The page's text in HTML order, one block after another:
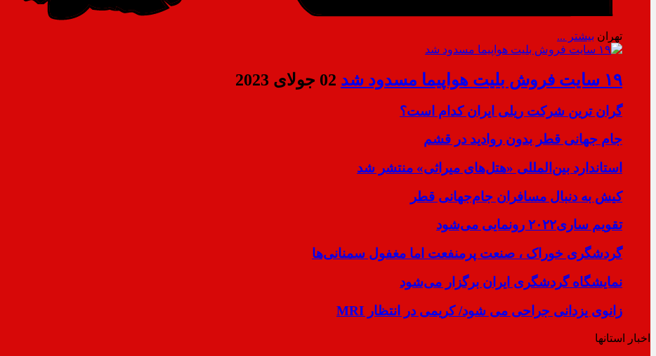
تهران بیشتر ...
۱۹ سایت فروش بلیت هواپیما مسدود شد 02 جولای 2023
گران ترین شرکت ریلی ایران کدام است؟
جام جهانی قطر بدون روادید در قشم
استاندارد بین‌المللی «هتل‌های میراثی» منتشر شد
کیش به دنبال مسافران جام‌جهانی قطر
تقویم ساری۲۰۲۲ رونمایی می‌شود
گردشگری خوراک ، صنعت پرمنفعت اما مغفول سمنانی‌ها
نمایشگاه گردشگری ایران برگزار می‌شود
زانوی یزدانی جراحی می شود/ کریمی در انتظار MRI
اخبار استانها